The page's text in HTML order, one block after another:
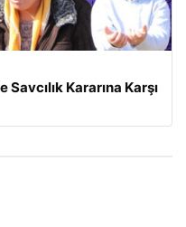
Savcılık Kararına Karşı